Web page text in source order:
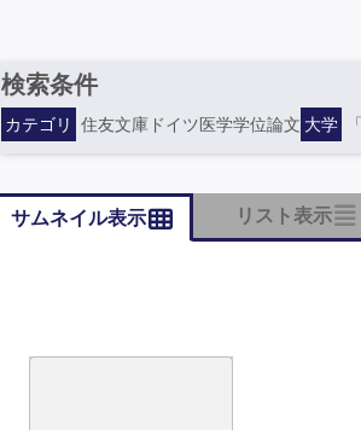
検索条件
カテゴリ 住友文庫ドイツ医学学位論文 大学
サムネイル表示 リスト表示